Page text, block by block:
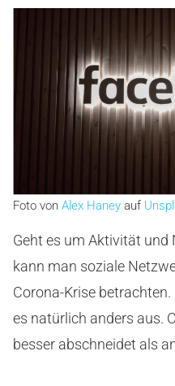
Foto von Alex Haney auf
Geht es um Aktivität
kann man soziale
Corona-Krise
es natürlich anders aus.
besser abschneidet als